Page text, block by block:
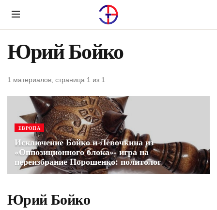
Menu
Юрий Бойко
1 материалов, страница 1 из 1
ЕВРОПА
Исключение Бойко и Лёвочкина из
«Оппозиционного блока»- игра на
переизбрание Порошенко: политолог
Юрий Бойко